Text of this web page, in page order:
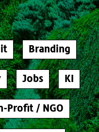
Branding
Jobs KI
Profit / NGO